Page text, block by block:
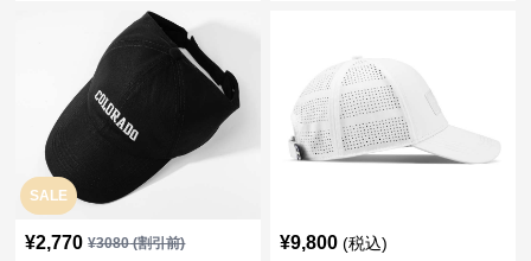
SALE
¥2,770 ¥3080(割引前) ¥9,800 (税込)